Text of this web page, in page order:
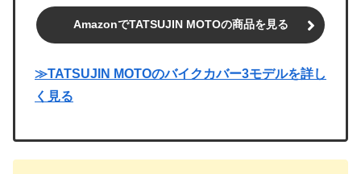
AmazonでTATSUJIN MOTOの商品を見る
≫TATSUJIN MOTOのバイクカバー3モデルを詳し
く見る